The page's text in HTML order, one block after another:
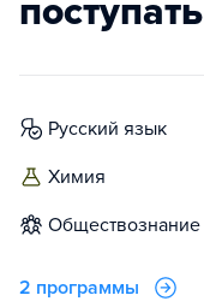
поступать
русский язык
химия
обществознание
2 программы